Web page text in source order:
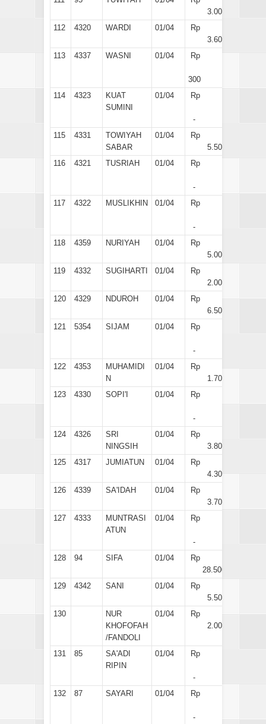
3.000
112
4320 WARDI 01/04
Rp
3.600
113
4337 WASNI 01/04 Rp
300
114
4323
KUAT
SUMINI
01/04 Rp
-
115
4331
TOWIYAH
SABAR
01/04
Rp
5.500
116
4321 TUSRIAH 01/04 Rp
-
117
4322 MUSLIKHIN 01/04 Rp
-
118
4359 NURIYAH 01/04
Rp
5.000
119
4332 SUGIHARTI 01/04
Rp
2.000
120
4329 NDUROH 01/04
Rp
6.500
121
5354 SIJAM 01/04 Rp
-
122
4353
MUHAMIDI
N
01/04
Rp
1.700
123
4330 SOPI'I 01/04 Rp
-
124
4326
SRI
NINGSIH
01/04
Rp
3.800
125
4317 JUMIATUN 01/04
Rp
4.300
126
4339 SA'IDAH 01/04
Rp
3.700
127
4333
MUNTRASI
ATUN
01/04 Rp
-
128
94 SIFA 01/04
Rp
28.500
129
4342 SANI 01/04
Rp
5.500
130
NUR
KHOFOFAH
/FANDOLI
01/04
Rp
2.000
131 85
SA'ADI
RIPIN
01/04 Rp
-
132
87 SAYARI 01/04 Rp
-